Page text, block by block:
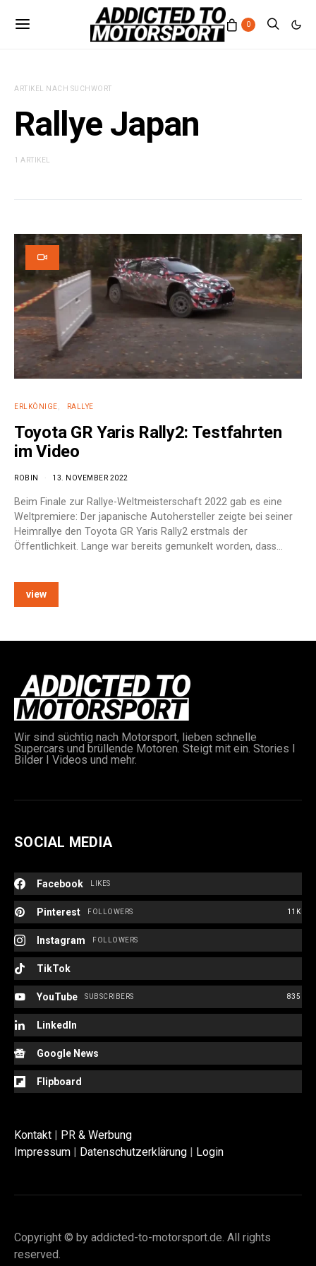
0
ARTIKEL NACH SUCHWORT
Rallye Japan
1 ARTIKEL
ERLKÖNIGE RALLYE
Toyota GR Yaris Rally2: Testfahrten
im Video
ROBIN 13. NOVEMBER 2022
Beim Finale zur Rallye-Weltmeisterschaft 2022 gab es eine
Weltpremiere: Der japanische Autohersteller zeigte bei seiner
Heimrallye den Toyota GR Yaris Rally2 erstmals der
Öffentlichkeit. Lange war bereits gemunkelt worden, dass…
view
Wir sind süchtig nach Motorsport, lieben schnelle
Supercars und brüllende Motoren. Steigt mit ein. Stories I
Bilder I Videos und mehr.
SOCIAL MEDIA
Facebook LIKES
Pinterest 11K
FOLLOWERS
Instagram FOLLOWERS
TikTok
YouTube 835
SUBSCRIBERS
LinkedIn
Google News
Flipboard
Kontakt | PR & Werbung
Impressum | Datenschutzerklärung | Login
Copyright © by addicted-to-motorsport.de. All rights
reserved.